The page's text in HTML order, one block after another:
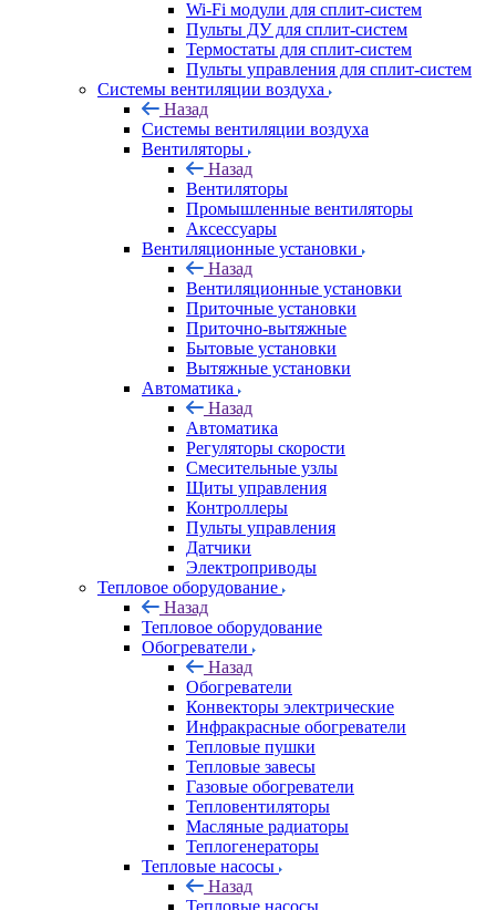
Wi-Fi модули для сплит-систем
Пульты ДУ для сплит-систем
Термостаты для сплит-систем
Пульты управления для сплит-систем
Системы вентиляции воздуха
Назад
Системы вентиляции воздуха
Вентиляторы
Назад
Вентиляторы
Промышленные вентиляторы
Аксессуары
Вентиляционные установки
Назад
Вентиляционные установки
Приточные установки
Приточно-вытяжные
Бытовые установки
Вытяжные установки
Автоматика
Назад
Автоматика
Регуляторы скорости
Смесительные узлы
Щиты управления
Контроллеры
Пульты управления
Датчики
Электроприводы
Тепловое оборудование
Назад
Тепловое оборудование
Обогреватели
Назад
Обогреватели
Конвекторы электрические
Инфракрасные обогреватели
Тепловые пушки
Тепловые завесы
Газовые обогреватели
Тепловентиляторы
Масляные радиаторы
Теплогенераторы
Тепловые насосы
Назад
Тепловые насосы